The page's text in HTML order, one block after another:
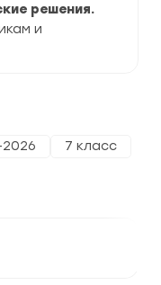
решения.
и
7 класс